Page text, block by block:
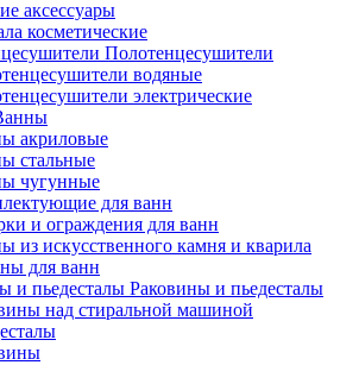
аксессуары
косметические
Полотенцесушители
водяные
электрические
акриловые
стальные
чугунные
для ванн
и ограждения для ванн
из искусственного камня и кварила
для ванн
Раковины и пьедесталы
над стиральной машиной